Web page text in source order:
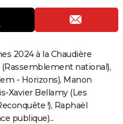
2024 à la Chaudière
(Rassemblement national),
- Horizons), Manon
Xavier Bellamy (Les
!), Raphaël
publique)...